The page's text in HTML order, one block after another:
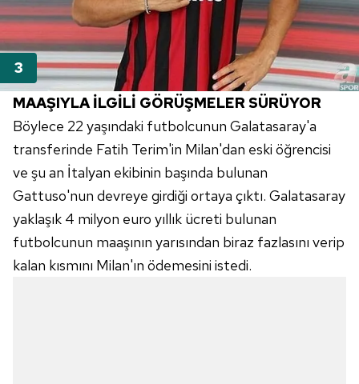
Sitemizde kendimize ve üçüncü kişilere ait çerezler
kullanılmaktadır. Bu çerezler vasıtasıyla çeşitli kişisel
verileriniz işlenmekte olup gerekli olan çerezler bilgi
toplumu hizmetlerinin sunulması amacıyla
kullanılmaktadır. Diğer çerezler, sitemizin daha işlevsel
kılınması ve kişiselleştirilmesi ve sizlere yönelik
reklam/pazarlama faaliyetlerinin yapılması, amaçlarıyla
sınırlı olarak açık rızanız dahilinde kullanılacaktır.
Çerezlere ilişkin tercihlerinizi aşağıda yer alan panel
vasıtasıyla belirleyebilirsiniz. Çerezlere ilişkin detaylı bilgi
için Ayarlar butonuna tıklayabilir,Çerez Bilgilendirme
Metnimiziziyaret edebilirsiniz.
MAAŞIYLA İLGİLİ GÖRÜŞMELER SÜRÜYOR
Böylece 22 yaşındaki futbolcunun Galatasaray'a
transferinde Fatih Terim'in Milan'dan eski öğrencisi
ve şu an İtalyan ekibinin başında bulunan
Gattuso'nun devreye girdiği ortaya çıktı. Galatasaray
yaklaşık 4 milyon euro yıllık ücreti bulunan
futbolcunun maaşının yarısından biraz fazlasını verip
kalan kısmını Milan'ın ödemesini istedi.